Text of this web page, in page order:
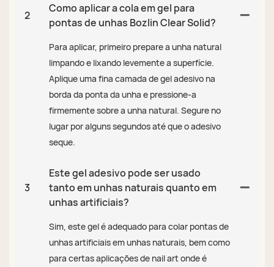
2
Como aplicar a cola em gel para
pontas de unhas Bozlin Clear Solid?
Para aplicar, primeiro prepare a unha natural
limpando e lixando levemente a superfície.
Aplique uma fina camada de gel adesivo na
borda da ponta da unha e pressione-a
firmemente sobre a unha natural. Segure no
lugar por alguns segundos até que o adesivo
seque.
3
Este gel adesivo pode ser usado
tanto em unhas naturais quanto em
unhas artificiais?
Sim, este gel é adequado para colar pontas de
unhas artificiais em unhas naturais, bem como
para certas aplicações de nail art onde é